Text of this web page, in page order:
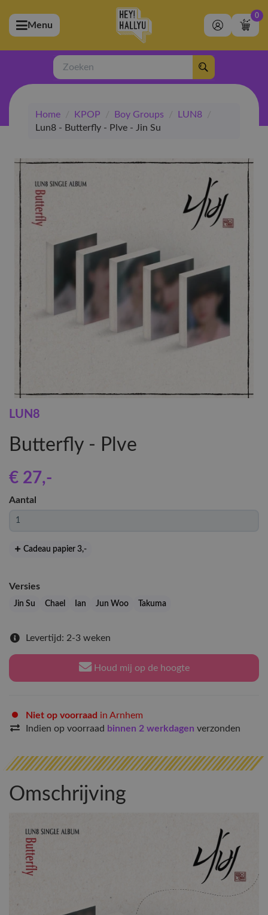
(Artiesten)
(Merchandise)
(Exclusive)
(Winkel)
Menu
0
Zoeken
Home / KPOP / Boy Groups / LUN8
/
Lun8 - Butterfly - Plve - Jin Su
LUN8
Butterfly - Plve
€ 27,-
Aantal
Cadeau papier 3,-
Versies
Jin Su Chael Ian Jun Woo Takuma
Levertijd: 2-3 weken
Houd mij op de hoogte
Niet op voorraad in Arnhem
Indien op voorraad binnen 2 werkdagen verzonden
Omschrijving